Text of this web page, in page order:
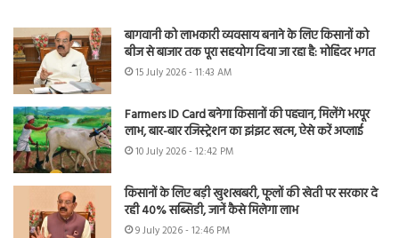
बागवानी को लाभकारी व्यवसाय बनाने के लिए किसानों को
बीज से बाजार तक पूरा सहयोग दिया जा रहा है: मोहिंदर भगत
15 July 2026 - 11:43 AM
Farmers ID Card बनेगा किसानों की पहचान, मिलेंगे भरपूर
लाभ, बार-बार रजिस्ट्रेशन का झंझट खत्म, ऐसे करें अप्लाई
10 July 2026 - 12:42 PM
किसानों के लिए बड़ी खुशखबरी, फूलों की खेती पर सरकार दे
रही 40% सब्सिडी, जानें कैसे मिलेगा लाभ
9 July 2026 - 12:46 PM